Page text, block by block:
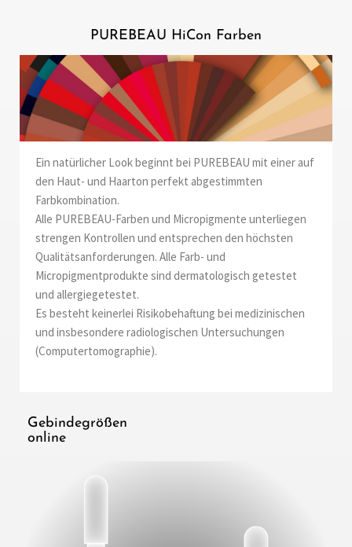
PUREBEAU HiCon Farben
Ein natürlicher Look beginnt bei PUREBEAU mit einer auf
den Haut- und Haarton perfekt abgestimmten
Farbkombination.
Alle PUREBEAU-Farben und Micropigmente unterliegen
strengen Kontrollen und entsprechen den höchsten
Qualitätsanforderungen. Alle Farb- und
Micropigmentprodukte sind dermatologisch getestet
und allergiegetestet.
Es besteht keinerlei Risikobehaftung bei medizinischen
und insbesondere radiologischen Untersuchungen
(Computertomographie).
Gebindegrößen
online